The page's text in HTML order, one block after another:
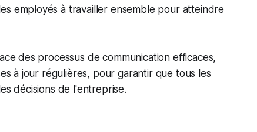
employés à travailler ensemble pour atteindre
des processus de communication efficaces,
à jour régulières, pour garantir que tous les
décisions de l'entreprise.